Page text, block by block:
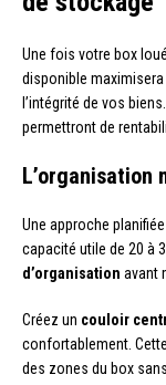
Une fois votre box
disponible
l’intégrité de vos
permettront de
L’organisation
Une approche
capacité utile de 20 à
d’organisation avant
Créez un couloir
confortablement.
des zones du box